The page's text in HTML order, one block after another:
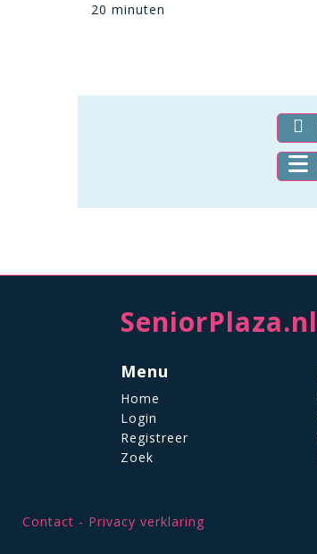
20 minuten
SeniorPlaza.nl
Menu
Home
Login
Registreer
Zoek
Contact Privacy verklaring